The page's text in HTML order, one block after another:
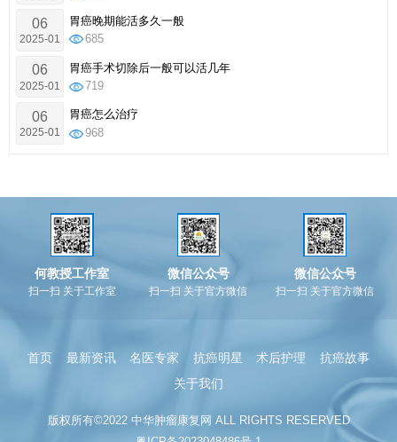
06
2025-01
胃癌晚期能活多久一般
685
06
2025-01
胃癌手术切除后一般可以活几年
719
06
2025-01
胃癌怎么治疗
968
何教授工作室
扫一扫 关于工作室
微信公众号
扫一扫 关于官方微信
微信公众号
扫一扫 关于官方微信
首页 最新资讯 名医专家 抗癌明星 术后护理
抗癌故事
关于我们
版权所有©2022 中华肿瘤康复网 ALL RIGHTS RESERVED